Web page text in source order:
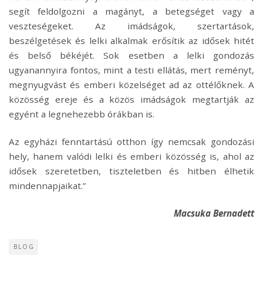
segít feldolgozni a magányt, a betegséget vagy a
veszteségeket. Az imádságok, szertartások,
beszélgetések és lelki alkalmak erősítik az idősek hitét
és belső békéjét. Sok esetben a lelki gondozás
ugyanannyira fontos, mint a testi ellátás, mert reményt,
megnyugvást és emberi közelséget ad az ottélőknek. A
közösség ereje és a közös imádságok megtartják az
egyént a legnehezebb órákban is.
Az egyházi fenntartású otthon így nemcsak gondozási
hely, hanem valódi lelki és emberi közösség is, ahol az
idősek szeretetben, tiszteletben és hitben élhetik
mindennapjaikat.”
Macsuka Bernadett
BLOG